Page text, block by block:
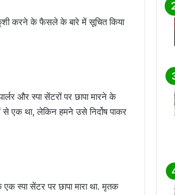
करने के फैसले के बारे में सूचित किया
और स्पा सेंटरों पर छापा मारने के
एक था, लेकिन हमने उसे निर्दोष पाकर
स्पा सेंटर पर छापा मारा था. मृतक